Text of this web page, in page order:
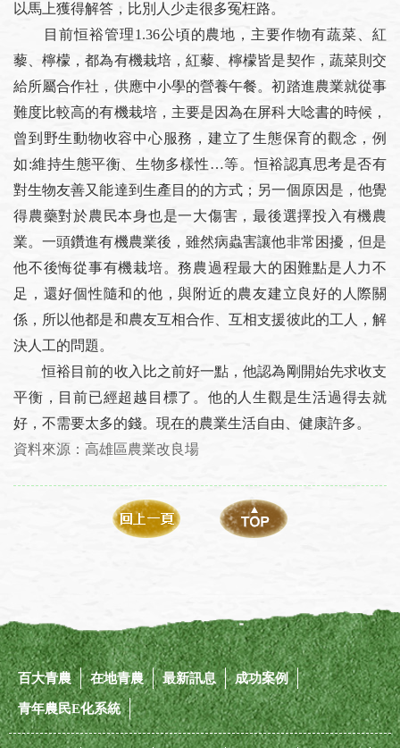
以馬上獲得解答，比別人少走很多冤枉路。
目前恒裕管理1.36公頃的農地，主要作物有蔬菜、紅
藜、檸檬，都為有機栽培，紅藜、檸檬皆是契作，蔬菜則交
給所屬合作社，供應中小學的營養午餐。初踏進農業就從事
難度比較高的有機栽培，主要是因為在屏科大唸書的時候，
曾到野生動物收容中心服務，建立了生態保育的觀念，例
如:維持生態平衡、生物多樣性…等。恒裕認真思考是否有
對生物友善又能達到生產目的的方式；另一個原因是，他覺
得農藥對於農民本身也是一大傷害，最後選擇投入有機農
業。一頭鑽進有機農業後，雖然病蟲害讓他非常困擾，但是
他不後悔從事有機栽培。務農過程最大的困難點是人力不
足，還好個性隨和的他，與附近的農友建立良好的人際關
係，所以他都是和農友互相合作、互相支援彼此的工人，解
決人工的問題。
恒裕目前的收入比之前好一點，他認為剛開始先求收支
平衡，目前已經超越目標了。他的人生觀是生活過得去就
好，不需要太多的錢。現在的農業生活自由、健康許多。
資料來源：高雄區農業改良場
百大青農 在地青農 最新訊息 成功案例
青年農民E化系統